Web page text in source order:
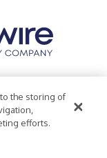
Statement
to the storing of
efforts.